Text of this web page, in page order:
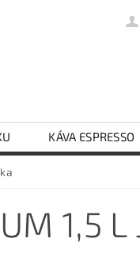
KÁVA ESPRESSO
1,5 L